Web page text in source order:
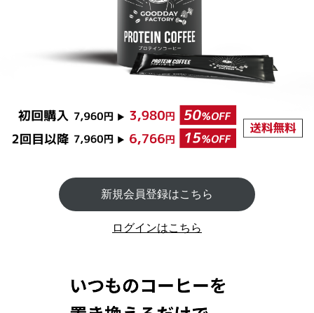
新規会員登録はこちら
ログインはこちら